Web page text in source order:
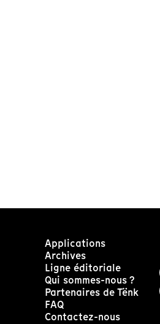
Applications
Archives
Ligne éditoriale
Qui sommes-nous ?
Partenaires de Tënk
FAQ
Contactez-nous